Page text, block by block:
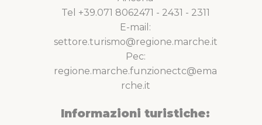
Tel +39.071 8062471 - 2431 - 2311
E-mail:
settore.turismo@regione.marche.it
Pec:
regione.marche.funzionectc@ema
rche.it
Informazioni turistiche: